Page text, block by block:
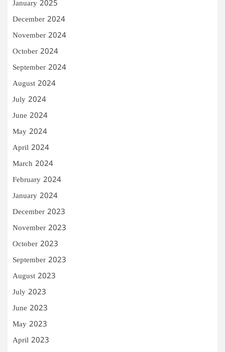
January 2025
December 2024
November 2024
October 2024
September 2024
August 2024
July 2024
June 2024
May 2024
April 2024
March 2024
February 2024
January 2024
December 2023
November 2023
October 2023
September 2023
August 2023
July 2023
June 2023
May 2023
April 2023